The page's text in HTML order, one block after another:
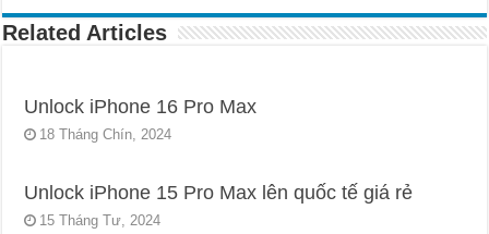
Related Articles
Unlock iPhone 16 Pro Max
18 Tháng Chín, 2024
Unlock iPhone 15 Pro Max lên quốc tế giá rẻ
15 Tháng Tư, 2024